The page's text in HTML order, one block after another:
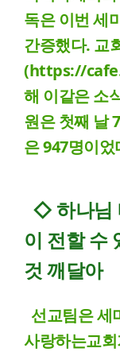
독은 이번 세
간증했다. 교
(https://
해 이같은 소
원은 첫째 날
은 947명이
◇ 하나님
이 전할 수
것 깨달아
선교팀은 세
사랑하는교